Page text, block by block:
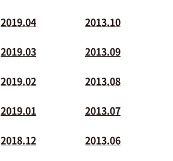
2019.04
2019.03
2019.02
2019.01
2018.12
2013.10
2013.09
2013.08
2013.07
2013.06